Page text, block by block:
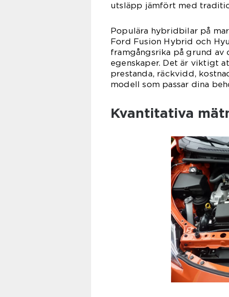
utsläpp jämfört med
Populära hybridbilar på
Ford Fusion Hybrid och
framgångsrika på grund
egenskaper. Det är viktigt
prestanda, räckvidd,
modell som passar dina
Kvantitativa